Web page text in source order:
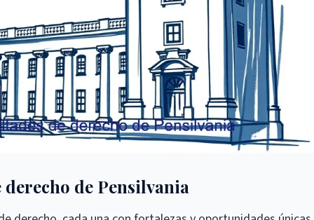
de Pensilvania